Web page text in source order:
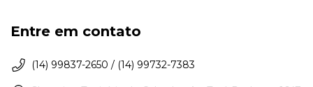
Entre em contato
(14) 99837-2650 / (14) 99732-7383